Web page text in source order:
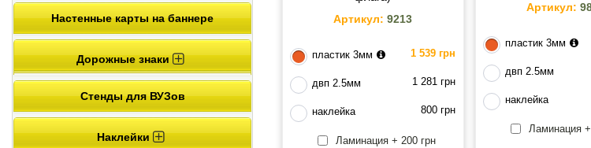
Настенные карты на баннере
Дорожные знаки
Стенды для ВУЗов
Наклейки
Артикул: 9213
пластик 3мм 1 539 грн
двп 2.5мм 1 281 грн
наклейка 800 грн
Ламинация + 200 грн
Артикул:
пластик 3мм
двп 2.5мм
наклейка
Ламинация